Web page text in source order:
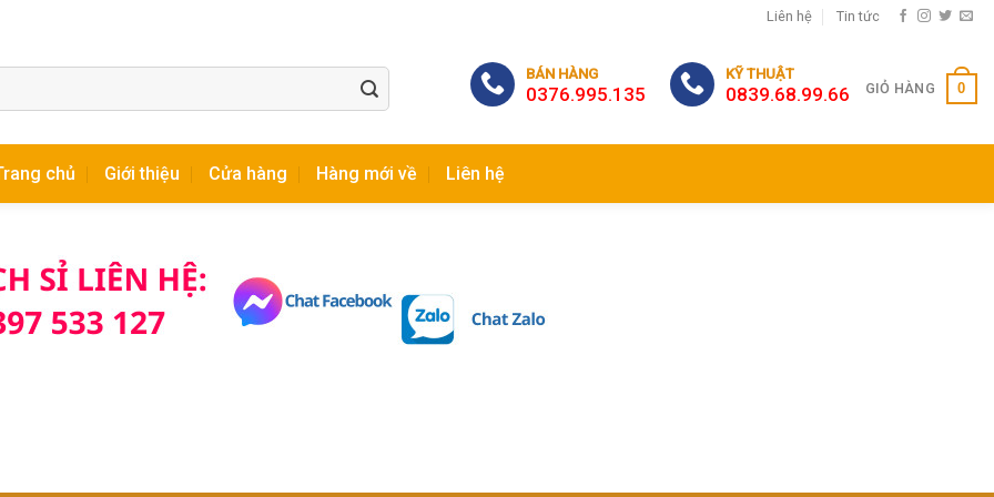
Liên hệ Tin tức
BÁN HÀNG
0376.995.135
KỸ THUẬT
0839.68.99.66 GIỎ HÀNG 0
chủ Giới thiệu Cửa hàng Hàng mới về Liên hệ